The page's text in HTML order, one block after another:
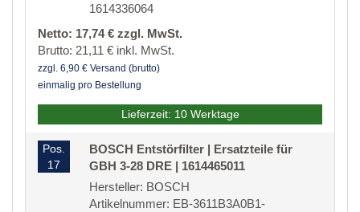
1614336064
Netto: 17,74 € zzgl. MwSt.
Brutto: 21,11 € inkl. MwSt.
zzgl. 6,90 € Versand (brutto)
einmalig pro Bestellung
Lieferzeit: 10 Werktage
Pos.
17
BOSCH Entstörfilter | Ersatzteile für
GBH 3-28 DRE | 1614465011
Hersteller: BOSCH
Artikelnummer: EB-3611B3A0B1-